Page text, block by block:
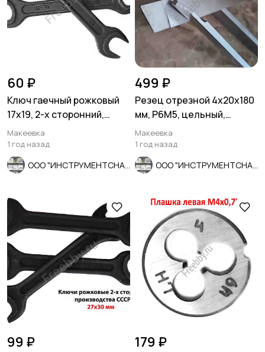
60 ₽
Ключ гаечный рожковый
17х19, 2-х сторонний,
сделано в СССР.
Макеевка
1 год назад
499 ₽
Резец отрезной 4х20х180
мм, Р6М5, цельный,
пластинчатый.
Макеевка
1 год назад
99 ₽ 179 ₽